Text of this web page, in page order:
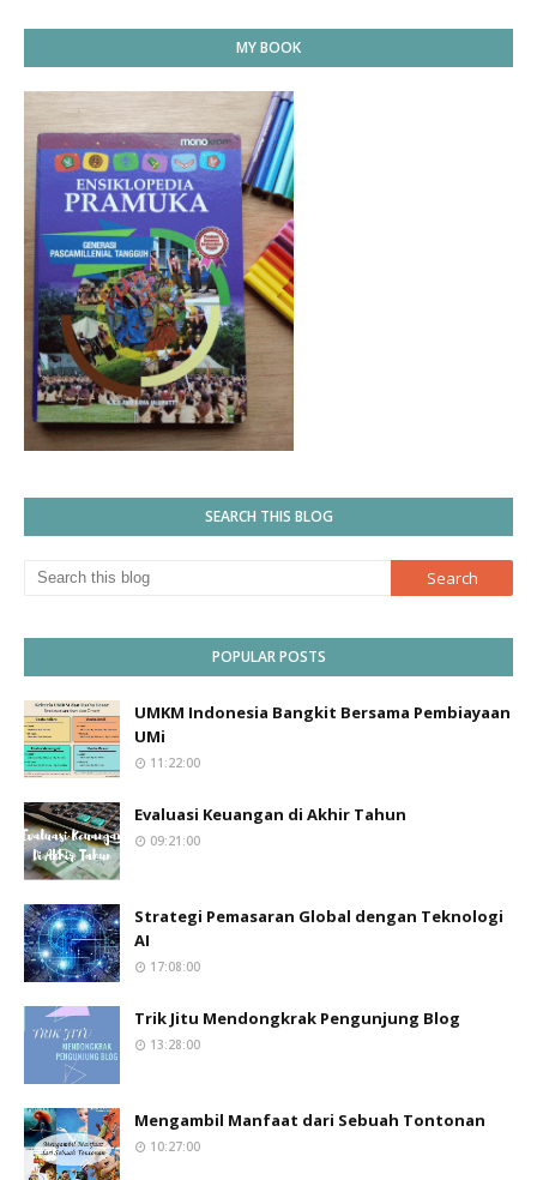
MY BOOK
SEARCH THIS BLOG
POPULAR POSTS
UMKM Indonesia Bangkit Bersama Pembiayaan
UMi
11:22:00
Evaluasi Keuangan di Akhir Tahun
09:21:00
Strategi Pemasaran Global dengan Teknologi
AI
17:08:00
Trik Jitu Mendongkrak Pengunjung Blog
13:28:00
Mengambil Manfaat dari Sebuah Tontonan
10:27:00